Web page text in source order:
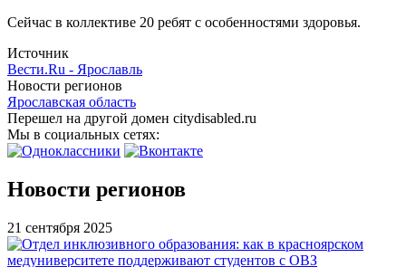
Сейчас в коллективе 20 ребят с особенностями здоровья.
Источник
Вести.Ru - Ярославль
Новости регионов
Ярославская область
Перешел на другой домен citydisabled.ru
Мы в социальных сетях:
Новости регионов
21 сентября 2025